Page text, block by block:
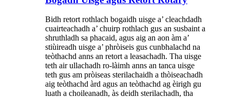
Bidh retort rothlach bogaidh uisge a’ cleachdadh
cuairteachadh a’ chuirp rothlach gus an susbaint a
shruthladh sa phacaid, agus aig an aon àm a’
stiùireadh uisge a’ phròiseis gus cunbhalachd na
teòthachd anns an retort a leasachadh. Tha uisge
teth air ullachadh ro-làimh anns an tanca uisge
teth gus am pròiseas sterilachaidh a thòiseachadh
aig teòthachd àrd agus an teòthachd ag èirigh gu
luath a choileanadh, às deidh sterilachadh, tha